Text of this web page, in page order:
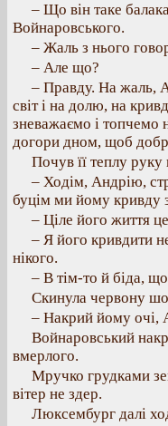
– Що він таке
Войнаровського.
– Жаль з нього
– Але що?
– Правду. На жаль,
світ і на долю, на
зневажаємо і топчемо
догори дном, щоб
Почув її теплу руку
– Ходім, Андрію,
буцім ми йому кривду
– Ціле його життя
– Я його кривдити
нікого.
– В тім-то й біда,
Скинула червону
– Накрий йому очі,
Войнаровський
вмерлого.
Мручко грудками
вітер не здер.
Люксембург далі